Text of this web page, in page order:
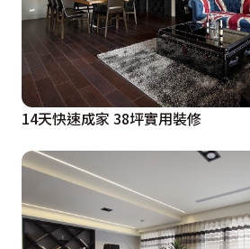
14天快速成家 38坪實用裝修